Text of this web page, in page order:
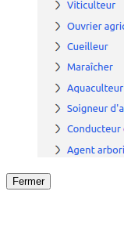
Fermer